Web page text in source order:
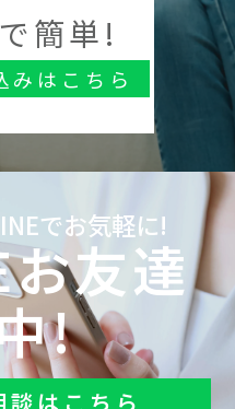
簡単!
はこちら
でお気軽に!
友達
!
はこちら